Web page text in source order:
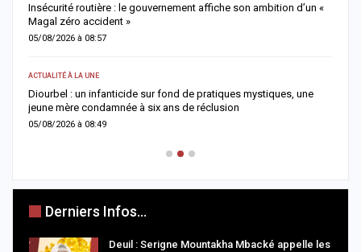
Insécurité routière : le gouvernement affiche son ambition d’un «
Magal zéro accident »
05/08/2026 à 08:57
ACTUALITÉ À LA UNE
Diourbel : un infanticide sur fond de pratiques mystiques, une
jeune mère condamnée à six ans de réclusion
05/08/2026 à 08:49
Derniers Infos...
Deuil : Serigne Mountakha Mbacké appelle les